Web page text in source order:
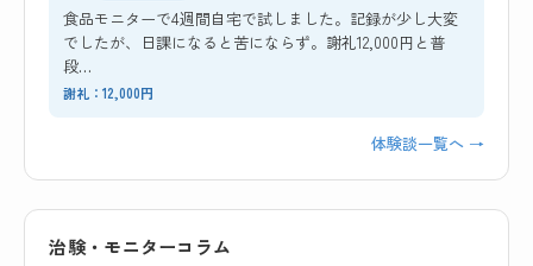
食品モニターで4週間自宅で試しました。記録が少し大変
でしたが、日課になると苦にならず。謝礼12,000円と普
段…
謝礼：12,000円
体験談一覧へ →
治験・モニターコラム